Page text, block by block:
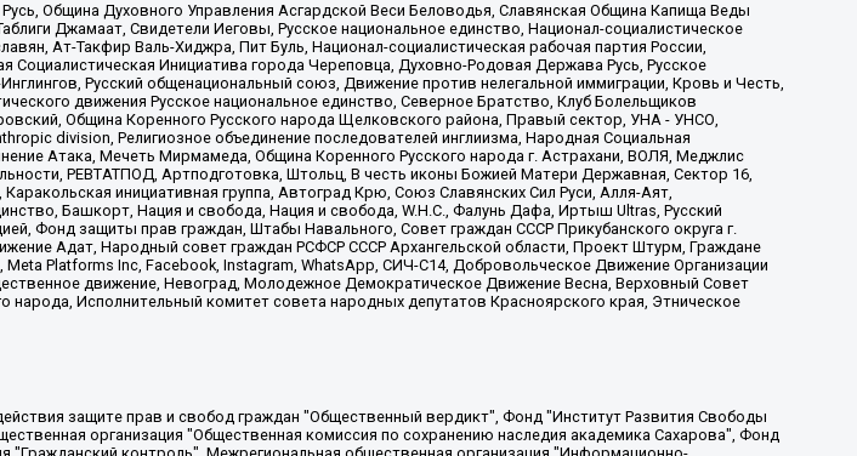
Община Духовного Управления Асгардской Веси Беловодья, Славянская Община Капища Веды
Джамаат, Свидетели Иеговы, Русское национальное единство, Национал-социалистическое
Ат-Такфир Валь-Хиджра, Пит Буль, Национал-социалистическая рабочая партия России,
Инициатива города Череповца, Духовно-Родовая Держава Русь, Русское
Русский общенациональный союз, Движение против нелегальной иммиграции, Кровь и Честь,
движения Русское национальное единство, Северное Братство, Клуб Болельщиков
Община Коренного Русского народа Щелковского района, Правый сектор, УНА - УНСО,
division, Религиозное объединение последователей инглиизма, Народная Социальная
Атака, Мечеть Мирмамеда, Община Коренного Русского народа г. Астрахани, ВОЛЯ, Меджлис
РЕВТАТПОД, Артподготовка, Штольц, В честь иконы Божией Матери Державная, Сектор 16,
инициативная группа, Автоград Крю, Союз Славянских Сил Руси, Алля-Аят,
Башкорт, Нация и свобода, Нация и свобода, W.H.С., Фалунь Дафа, Иртыш Ultras, Русский
Фонд защиты прав граждан, Штабы Навального, Совет граждан СССР Прикубанского округа г.
Адат, Народный совет граждан РСФСР СССР Архангельской области, Проект Штурм, Граждане
Platforms Inc, Facebook, Instagram, WhatsApp, СИЧ-С14, Добровольческое Движение Организации
движение, Невоград, Молодежное Демократическое Движение Весна, Верховный Совет
Исполнительный комитет совета народных депутатов Красноярского края, Этническое
Гурман Юрий Альбертович, Медиапроект "ОВД-Инфо", Егоров Владимир Владимирович, Жилинский Владимир Александрович, Общество с ограниченной ответственностью "ЗП", Иванова София Юрьевна, Карезина Инна Павловна, Кильтау Екатерина Викторовна, Петров Алексей Викторович, Пискунов Сергей Евгеньевич, Смирнов Сергей Сергеевич, Тихонов Михаил Сергеевич, Общество с ограниченной ответственностью "ЖУРНАЛИСТ-ИНОСТРАННЫЙ АГЕНТ", Арапова Галина Юрьевна, Вольтская Татьяна Анатольевна, Американская компания "Mason G.E.S. Anonymous Foundation" (США), являющаяся владельцем интернет-издания https://mnews.world/, Компания "Stichting Bellingcat", зарегистрированная в Нидерландах (дата регистрации 11.07.2018), Захаров Андрей Вячеславович, Клепиковская Екатерина Дмитриевна, Общество с ограниченной ответственностью "МЕМО", Перл Роман Александрович, Симонов Евгений Алексеевич, Соловьева Елена Анатольевна, Сотников Даниил Владимирович, Сурначева Елизавета Дмитриевна, Автономная некоммерческая организация по защите прав человека и информированию населения "Якутия – Наше Мнение", Общество с ограниченной ответственностью "Москоу диджитал медиа", с 26.01.2023 Общество с ограниченной ответственностью "Чайка Белые сады", Ветошкина Валерия Валерьевна, Заговора Максим Александрович, Межрегиональное общественное движение "Российская ЛГБТ - сеть", Оленичев Максим Владимирович, Павлов Иван Юрьевич, Скворцова Елена Сергеевна, Общество с ограниченной ответственностью "Как бы инагент", Кочетков Игорь Викторович, Общество с ограниченной ответственностью "Честные выборы", Еланчик Олег Александрович, Общество с ограниченной ответственностью "Нобелевский призыв", Гималова Регина Эмилевна, Григорьев Андрей Валерьевич, Григорьева Алина Александровна, Ассоциация по содействию защите прав призывников, альтернативнослужащих и военнослужащих "Правозащитная группа "Гражданин.Армия.Право", Хисамова Регина Фаритовна, Автономная некоммерческая организация по реализации социально-правовых программ "Лилит", Дальневосточное общественное движение "Маяк", Санкт-Петербургская ЛГБТ-инициативная группа "Выход", Инициативная группа ЛГБТ+ "Реверс", Алексеев Андрей Викторович, Бекбулатова Таисия Львовна, Беляев Иван Михайлович, Владыкина Елена Сергеевна, Гельман Марат Александрович, Никульшина Вероника Юрьевна, Толоконникова Надежда Андреевна, Шендерович Виктор Анатольевич, Общество с ограниченной ответственностью "Данное сообщение", Общество с ограниченной ответственностью Издательский дом "Новая глава", Айнбиндер Александра Александровна, Московский комьюнити-центр для ЛГБТ+инициатив, Благотворительный фонд развития филантропии, Deutsche Welle (Германия, Kurt-Schumacher-Strasse 3, 53113 Bonn), Борзунова Мария Михайловна, Воробьев Виктор Викторович, Голубева Анна Львовна, Константинова Алла Михайловна, Малкова Ирина Владимировна, Мурадов Мурад Абдулгалимович, Осетинская Елизавета Николаевна, Понасенков Евгений Николаевич, Ганапольский Матвей Юрьевич, Киселев Евгений Алексеевич, Борухович Ирина Григорьевна, Дремин Иван Тимофеевич, Дубровский Дмитрий Викторович, Красноярская региональная общественная организация поддержки и развития альтернативных образовательных технологий и межкультурных коммуникаций "ИНТЕРРА", Маяковская Екатерина Алексеевна, Фейгин Марк Захарович, Филимонов Андрей Викторович, Дзугкоева Регина Николаевна, Доброхотов Роман Александрович, Дудь Юрий Александрович, Елкин Сергей Владимирович, Кругликов Кирилл Игоревич, Сабунаева Мария Леонидовна, Семенов Алексей Владимирович, Шаинян Карен Багратович, Шульман Екатерина Михайловна, Асафьев Артур Валерьевич, Вахштайн Виктор Семенович, Венедиктов Алексей Алексеевич, Лушникова Екатерина Евгеньевна, Волков Леонид Михайлович, Невзоров Александр Глебович, Пархоменко Сергей Борисович, Сироткин Ярослав Николаевич, Кара-Мурза Владимир Владимирович, Баранова Наталья Владимировна, Гозман Леонид Яковлевич, Кагарлицкий Борис Юльевич, Климарев Михаил Валерьевич, Милов Владимир Станиславович, Автономная некоммерческая организация Краснодарский центр современного искусства "Типография", Моргенштерн Алишер Тагирович, Соболь Любовь Эдуардовна, Общество с ограниченной ответственностью "ЛИЗА НОРМ", Каспаров Гарри Кимович, Ходорковский Михаил Борисович, Общество с ограниченной ответственностью "Апрельские тезисы", Данилович Ирина Брониславовна, Кашин Олег Владимирович, Петров Николай Владимирович, Пивоваров Алексей Владимирович, Соколов Михаил Владимирович, Цветкова Юлия Владимировна, Чичваркин Евгений Александрович, Комитет против пыток/Команда против пыток, Общество с ограниченной ответственностью "Первый научный", Общество с ограниченной ответственностью "Вертолет и ко", Белоцерковская Вероника Борисовна, Кац Максим Евгеньевич, Лазарева Татьяна Юрьевна, Шаведдинов Руслан Табризович, Яшин Илья Валерьевич, Общество с ограниченной ответственностью "Иноагент ААВ", Алешковский Дмитрий Петрович, Альбац Евгения Марковна, Быков Дмитрий Львович, Галямина Юлия Евгеньевна, Лойко Сергей Леонидович, Мартынов Кирилл Константинович, Медведев Сергей Александрович, Крашенинников Федор Геннадиевич, Гордеева Катерина Вл